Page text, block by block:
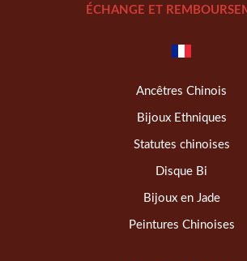
ÉCHANGE ET
Ancêtres Chinois
Bijoux Ethniques
Statutes chinoises
Disque Bi
Bijoux en Jade
Peintures Chinoises